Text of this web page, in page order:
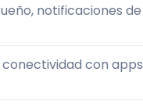
notificaciones de
con apps